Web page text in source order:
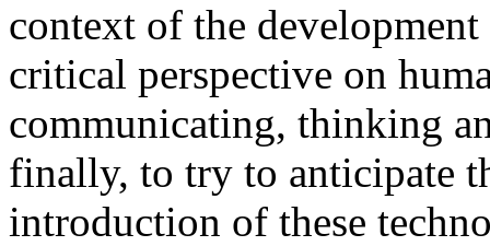
context of the
critical perspective on
communicating, thinking
finally, to try to anticipate
introduction of these